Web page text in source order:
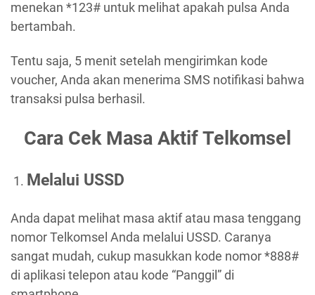
menekan *123# untuk melihat apakah pulsa Anda
bertambah.
Tentu saja, 5 menit setelah mengirimkan kode
voucher, Anda akan menerima SMS notifikasi bahwa
transaksi pulsa berhasil.
Cara Cek Masa Aktif Telkomsel
Melalui USSD
Anda dapat melihat masa aktif atau masa tenggang
nomor Telkomsel Anda melalui USSD. Caranya
sangat mudah, cukup masukkan kode nomor *888#
di aplikasi telepon atau kode “Panggil” di